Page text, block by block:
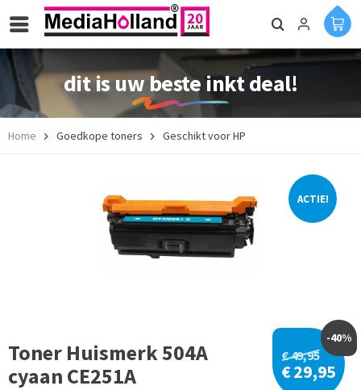
dit is uw beste inkt deal!
Home Goedkope toners Geschikt voor HP
ACTIE!
Toner Huismerk 504A
cyaan CE251A
€ 49,95
-40%
€ 29,95